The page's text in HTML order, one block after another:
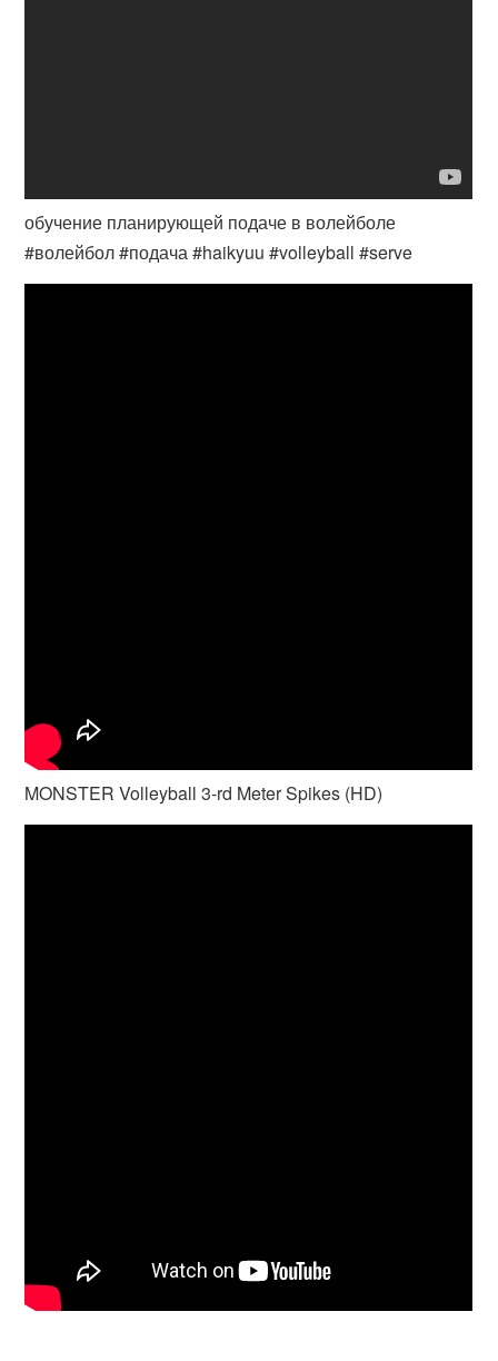
обучение планирующей подаче в волейболе
#волейбол #подача #haikyuu #volleyball #serve
MONSTER Volleyball 3-rd Meter Spikes (HD)